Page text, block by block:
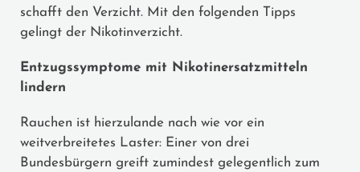
schafft den Verzicht. Mit den folgenden Tipps
gelingt der Nikotinverzicht.
Entzugssymptome mit Nikotinersatzmitteln
lindern
Rauchen ist hierzulande nach wie vor ein
weitverbreitetes Laster: Einer von drei
Bundesbürgern greift zumindest gelegentlich zum